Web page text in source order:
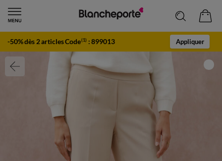
-50% dès 2 articles Code(1) :899013 Appliquer